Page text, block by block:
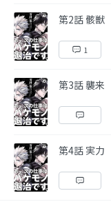
第2話 骸獣
1
第3話 襲来
第4話 実力